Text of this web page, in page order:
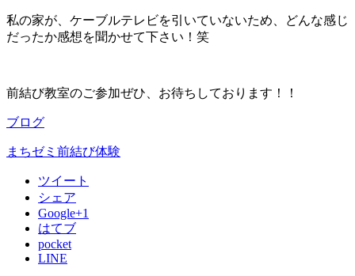
私の家が、ケーブルテレビを引いていないため、どんな感じ
だったか感想を聞かせて下さい！笑
前結び教室のご参加ぜひ、お待ちしております！！
ブログ
まちゼミ 前結び体験
ツイート
シェア
Google+1
はてブ
pocket
LINE